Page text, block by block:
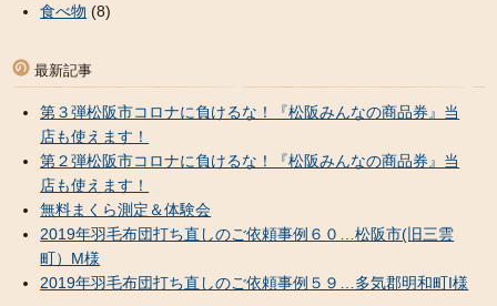
食べ物 (8)
最新記事
第３弾松阪市コロナに負けるな！『松阪みんなの商品券』当
店も使えます！
第２弾松阪市コロナに負けるな！『松阪みんなの商品券』当
店も使えます！
無料まくら測定＆体験会
2019年羽毛布団打ち直しのご依頼事例６０…松阪市(旧三雲
町）M様
2019年羽毛布団打ち直しのご依頼事例５９…多気郡明和町I様